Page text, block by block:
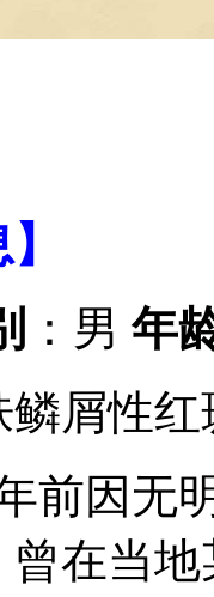
：男 年
屑性
前因无
在当